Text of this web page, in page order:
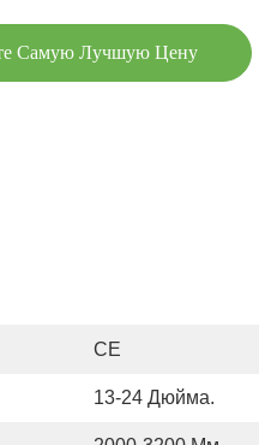
Самую Лучшую Цену
CE
13-24 Дюйма.